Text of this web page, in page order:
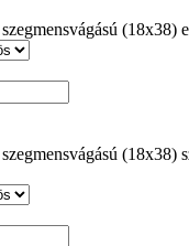
(18x38)
(18x38)